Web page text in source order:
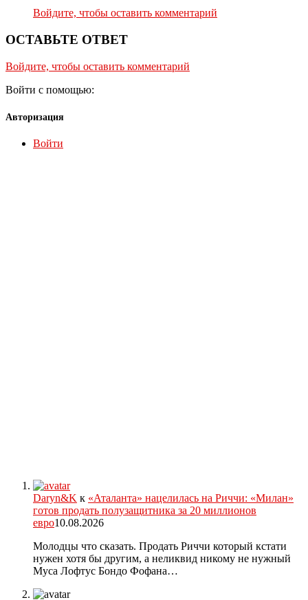
Войдите, чтобы оставить комментарий
ОСТАВЬТЕ ОТВЕТ
Войдите, чтобы оставить комментарий
Войти с помощью:
Авторизация
Войти
Daryn&K к «Аталанта» нацелилась на Риччи: «Милан»
готов продать полузащитника за 20 миллионов
евро10.08.2026
Молодцы что сказать. Продать Риччи который кстати
нужен хотя бы другим, а неликвид никому не нужный
Муса Лофтус Бондо Фофана…